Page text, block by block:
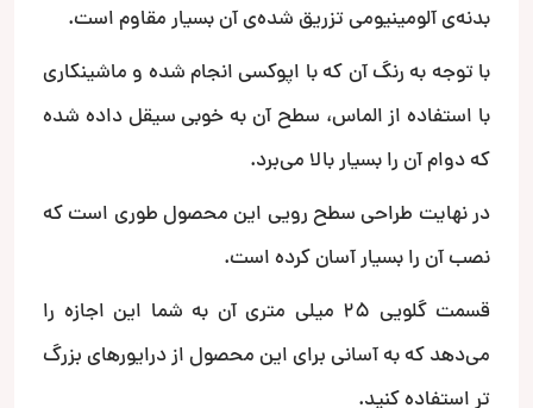
بدنه‌ی آلومینیومی تزریق شده‌ی آن بسیار مقاوم است.
با توجه به رنگ آن که با اپوکسی انجام شده و ماشینکاری
با استفاده از الماس، سطح آن به خوبی سیقل داده شده
که دوام آن را بسیار بالا می‌برد.
در نهایت طراحی سطح رویی این محصول طوری است که
نصب آن را بسیار آسان کرده است.
قسمت گلویی 25 میلی متری آن به شما این اجازه را
می‌دهد که به آسانی برای این محصول از درایورهای بزرگ
تر استفاده کنید.